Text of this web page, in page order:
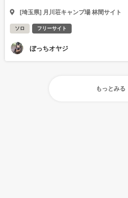
[埼玉県] 月川荘キャンプ場 林間サイト
ソロ フリーサイト
ぼっちオヤジ
もっとみる